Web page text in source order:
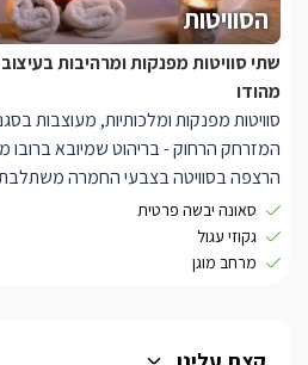
הסוויטות
שתי סוויטות מפנקות ומרהיבות
מהודו
סוויטות מפנקות ומלכותיות, מעוצבות
המזרחק הרחוק - בריהוט שמיובא ברובו
הרצפה בסוויטה בצבעי החמרה משתלבת
העשוי עץ מלא מרגש ומושקע. וילונות
מיוחדים התורמים לאווירה החמימה.
הסוויטות בנויות כחלל גדול ומרווח, איזור
בסלון הסוויטה תמצאו ספות נעימות
סאונה יבשה פרטית
גקוזי עגול
מרחב מוגן